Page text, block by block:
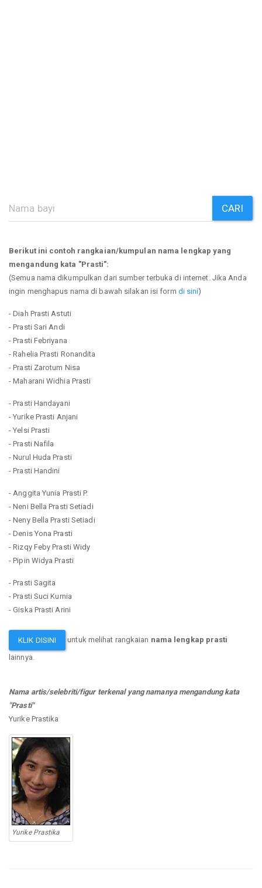
CARI
Berikut ini contoh rangkaian/kumpulan nama lengkap yang
mengandung kata "Prasti":
(Semua nama dikumpulkan dari sumber terbuka di internet. Jika Anda
ingin menghapus nama di bawah silakan isi form di sini)
- Diah Prasti Astuti
- Prasti Sari Andi
- Prasti Febriyana
- Rahelia Prasti Ronandita
- Prasti Zarotum Nisa
- Maharani Widhia Prasti
- Prasti Handayani
- Yurike Prasti Anjani
- Yelsi Prasti
- Prasti Nafila
- Nurul Huda Prasti
- Prasti Handini
- Anggita Yunia Prasti P.
- Neni Bella Prasti Setiadi
- Neny Bella Prasti Setiadi
- Denis Yona Prasti
- Rizqy Feby Prasti Widy
- Pipin Widya Prasti
- Prasti Sagita
- Prasti Suci Kurnia
- Giska Prasti Arini
KLIK DISINI untuk melihat rangkaian nama lengkap prasti
lainnya.
Nama artis/selebriti/figur terkenal yang namanya mengandung kata
"Prasti"
Yurike Prastika
Yurike Prastika